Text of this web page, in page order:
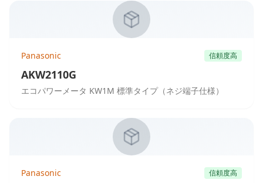
Panasonic 信頼度高
AKW2110G
エコパワーメータ KW1M 標準タイプ（ネジ端子仕様）
Panasonic 信頼度高